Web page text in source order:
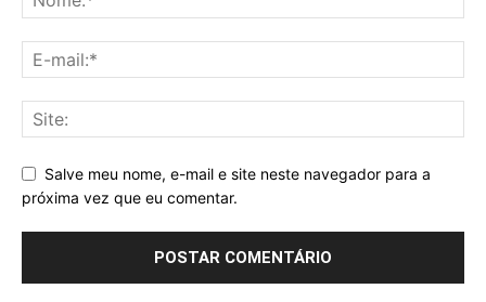
Salve meu nome, e-mail e site neste navegador para a
próxima vez que eu comentar.